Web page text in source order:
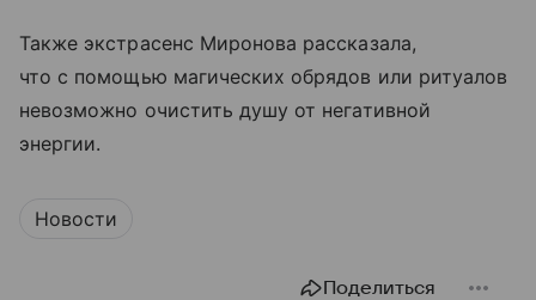
Также экстрасенс Миронова рассказала,
что с помощью магических обрядов или ритуалов
невозможно очистить душу от негативной
энергии.
Новости
Поделиться